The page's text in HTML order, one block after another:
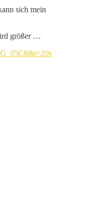
sich mein
größer …